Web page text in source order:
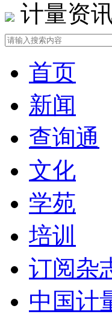
计量资
首页
新闻
查询通
文化
学苑
培训
订阅杂
中国计